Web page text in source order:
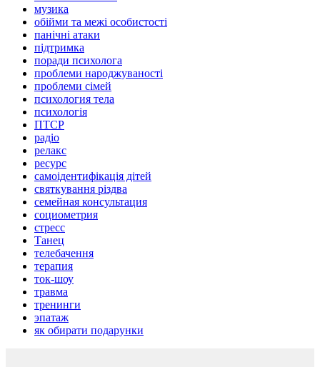
музика
обійми та межі особистості
панічні атаки
підтримка
поради психолога
проблеми народжуваності
проблеми сімей
психология тела
психологія
ПТСР
радіо
релакс
ресурс
самоідентифікація дітей
святкування різдва
семейная консультация
социометрия
стресс
Танец
телебачення
терапия
ток-шоу
травма
тренинги
эпатаж
як обирати подарунки